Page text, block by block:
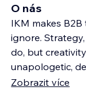
O nás
IKM makes
ignore.
do, but
unapologetic,
Zobrazit více